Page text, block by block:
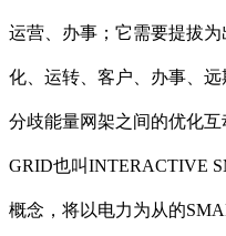
运营、办事；它需要提拔
化、运转、客户、办事、
分歧能量网架之间的优化
GRID也叫INTERACTIVE
概念，将以电力为从的